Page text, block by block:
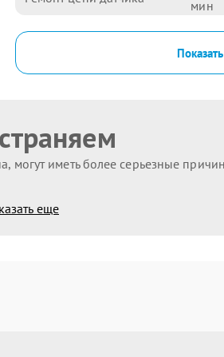
могут иметь более серьезные
еще